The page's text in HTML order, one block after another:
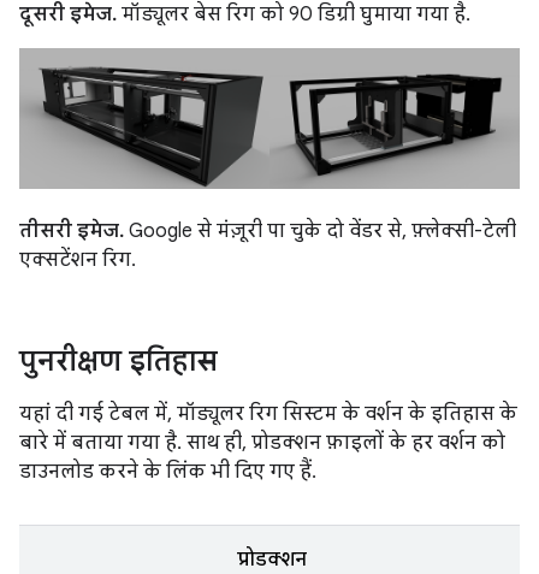
दूसरी इमेज. मॉड्यूलर बेस रिग को 90 डिग्री घुमाया गया है.
तीसरी इमेज. Google से मंज़ूरी पा चुके दो वेंडर से, फ़्लेक्सी-टेली
एक्सटेंशन रिग.
पुनरीक्षण इतिहास
यहां दी गई टेबल में, मॉड्यूलर रिग सिस्टम के वर्शन के इतिहास के
बारे में बताया गया है. साथ ही, प्रोडक्शन फ़ाइलों के हर वर्शन को
डाउनलोड करने के लिंक भी दिए गए हैं.
प्रोडक्शन